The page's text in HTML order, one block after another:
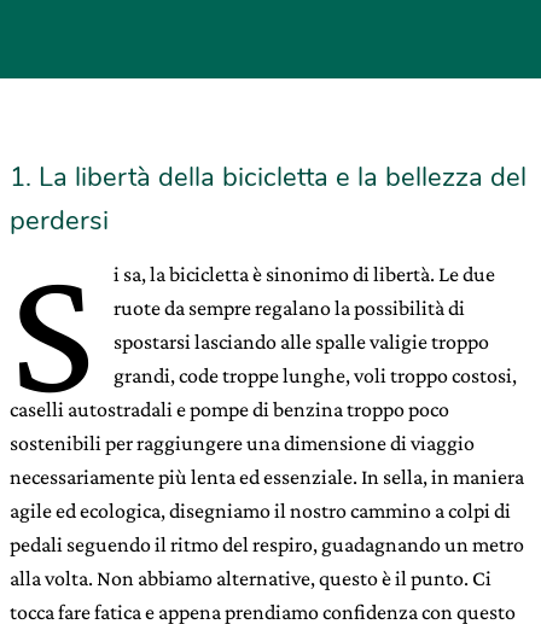
1. La libertà della bicicletta e la bellezza del
perdersi
S
i sa, la bicicletta è sinonimo di libertà. Le due
ruote da sempre regalano la possibilità di
spostarsi lasciando alle spalle valigie troppo
grandi, code troppe lunghe, voli troppo costosi,
caselli autostradali e pompe di benzina troppo poco
sostenibili per raggiungere una dimensione di viaggio
necessariamente più lenta ed essenziale. In sella, in maniera
agile ed ecologica, disegniamo il nostro cammino a colpi di
pedali seguendo il ritmo del respiro, guadagnando un metro
alla volta. Non abbiamo alternative, questo è il punto. Ci
tocca fare fatica e appena prendiamo confidenza con questo